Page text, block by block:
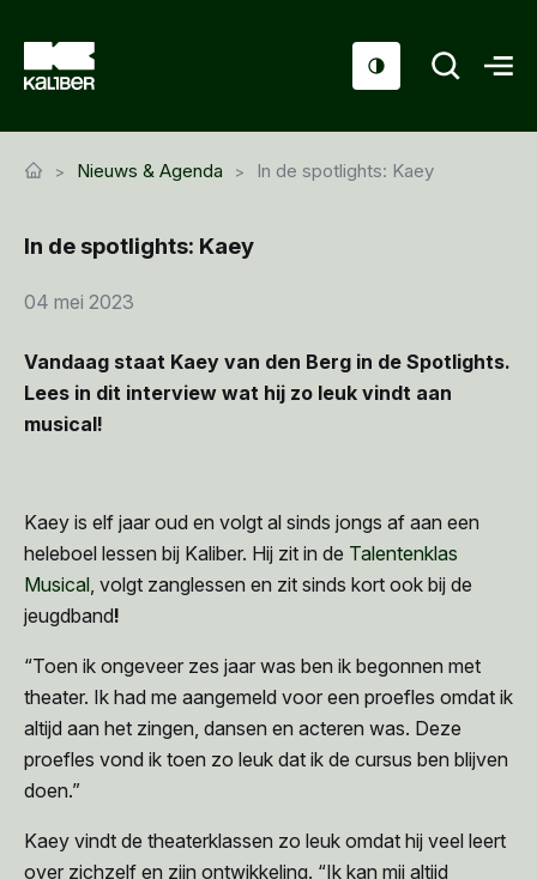
Sociaal domein
Over ons
Nieuws & Agenda
Contact
Nieuws & Agenda In de spotlights: Kaey
In de spotlights: Kaey
04 mei 2023
Vandaag staat Kaey van den Berg in de Spotlights.
Lees in dit interview wat hij zo leuk vindt aan
musical!
Kaey is elf jaar oud en volgt al sinds jongs af aan een
heleboel lessen bij Kaliber. Hij zit in de Talentenklas
Musical, volgt zanglessen en zit sinds kort ook bij de
jeugdband!
“Toen ik ongeveer zes jaar was ben ik begonnen met
theater. Ik had me aangemeld voor een proefles omdat ik
altijd aan het zingen, dansen en acteren was. Deze
proefles vond ik toen zo leuk dat ik de cursus ben blijven
doen.”
Kaey vindt de theaterklassen zo leuk omdat hij veel leert
over zichzelf en zijn ontwikkeling. “Ik kan mij altijd